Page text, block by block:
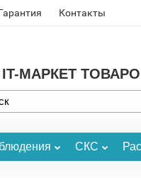
Контакты
IT-МАРКЕТ
СКС